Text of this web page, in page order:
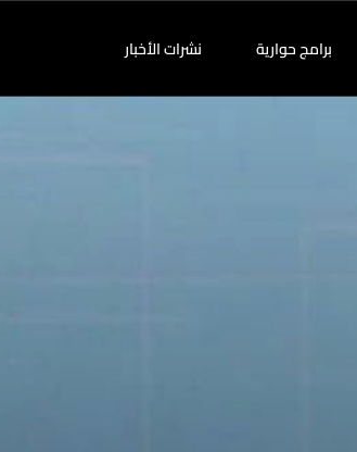
برامج حوارية نشرات الأخبار